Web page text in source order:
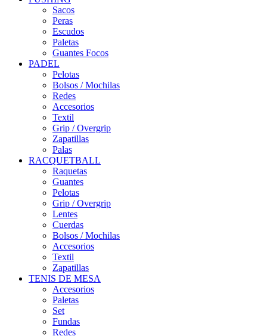
Sacos
Peras
Escudos
Paletas
Guantes Focos
PADEL
Pelotas
Bolsos / Mochilas
Redes
Accesorios
Textil
Grip / Overgrip
Zapatillas
Palas
RACQUETBALL
Raquetas
Guantes
Pelotas
Grip / Overgrip
Lentes
Cuerdas
Bolsos / Mochilas
Accesorios
Textil
Zapatillas
TENIS DE MESA
Accesorios
Paletas
Set
Fundas
Redes